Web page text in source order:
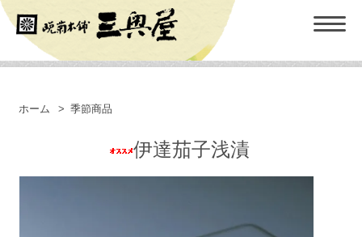
ホーム > 季節商品
伊達茄子浅漬